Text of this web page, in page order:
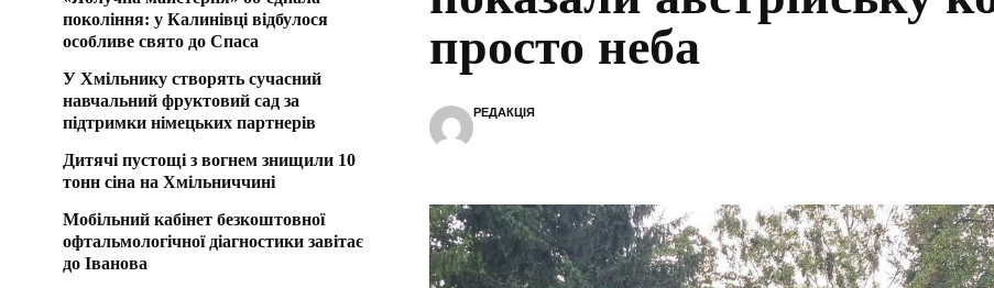
просто неба
РЕДАКЦІЯ
покоління: у Калинівці відбулося
особливе свято до Спаса
У Хмільнику створять сучасний
навчальний фруктовий сад за
підтримки німецьких партнерів
Дитячі пустощі з вогнем знищили 10
тонн сіна на Хмільниччині
Мобільний кабінет безкоштовної
офтальмологічної діагностики завітає
до Іванова